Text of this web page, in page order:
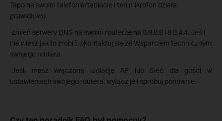
Tapo na swoim telefonie/tablecie i ten mikrofon działa
prawidłowo.
·Zmień serwery DNS na swoim routerze na 8.8.8.8 i 8.8.4.4. Jeśli
nie wiesz jak to zrobić, skontaktuj się ze Wsparciem technicznym
swojego routera.
·Jeśli masz włączoną Izolację AP lub Sieć dla gości w
ustawieniach swojego routera, wyłącz je i spróbuj ponownie.